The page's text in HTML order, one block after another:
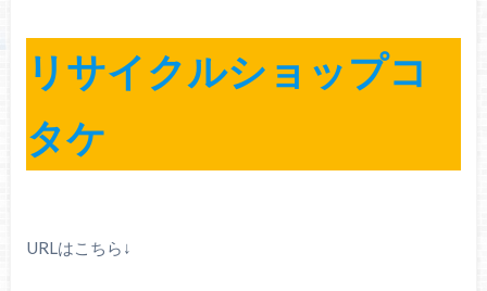
リサイクルショップコ
タケ
URLはこちら↓